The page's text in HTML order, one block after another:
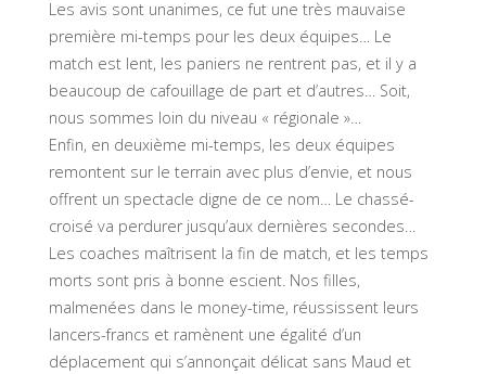
Les avis sont unanimes, ce fut une très mauvaise
première mi-temps pour les deux équipes… Le
match est lent, les paniers ne rentrent pas, et il y a
beaucoup de cafouillage de part et d’autres… Soit,
nous sommes loin du niveau « régionale »…
Enfin, en deuxième mi-temps, les deux équipes
remontent sur le terrain avec plus d’envie, et nous
offrent un spectacle digne de ce nom… Le chassé-
croisé va perdurer jusqu’aux dernières secondes…
Les coaches maîtrisent la fin de match, et les temps
morts sont pris à bonne escient. Nos filles,
malmenées dans le money-time, réussissent leurs
lancers-francs et ramènent une égalité d’un
déplacement qui s’annonçait délicat sans Maud et